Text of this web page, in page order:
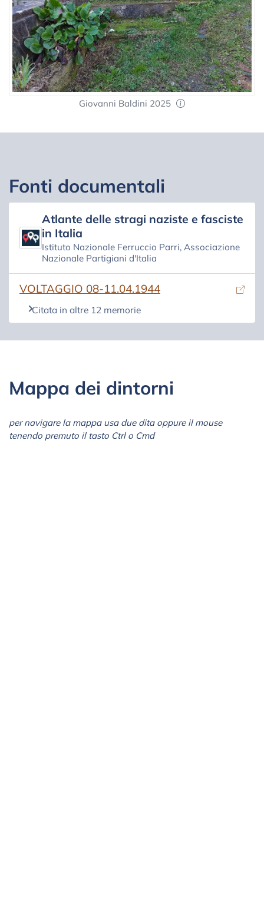
Giovanni Baldini 2025
Fonti documentali
Atlante delle stragi naziste e fasciste
in Italia
Istituto Nazionale Ferruccio Parri, Associazione
Nazionale Partigiani d'Italia
VOLTAGGIO 08-11.04.1944
(si apre in una nuova scheda)
Citata in altre 12 memorie
Mappa dei dintorni
per navigare la mappa usa due dita oppure il mouse
tenendo premuto il tasto Ctrl o Cmd